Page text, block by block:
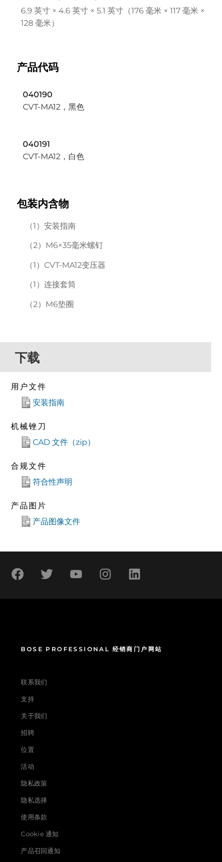
6.9 英寸 × 4.6 英寸 × 5.1 英寸（176 毫米 × 117 毫米 ×
128 毫米）
产品代码
040190
CVT-MA12，黑色
040191
CVT-MA12，白色
包装内含物
（1）安装指南
（2）M6×35毫米螺钉
（1）CVT-MA12变压器
（1）连接套筒
（2）M6垫圈
下载
用户文件
安装指南
机械锉刀
CAD 文件（zip）
合规文件
符合性声明
产品图片
产品图像文件
BOSE PROFESSIONAL 经销商门户网站
联系我们
支持
关于我们
招聘
位置
活动
隐私政策
隐私选择
使用条款
Cookie 通知
产品召回通知